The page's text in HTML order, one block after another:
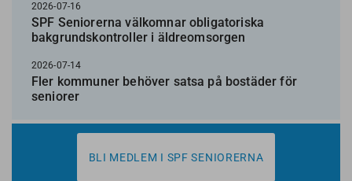
2026-07-16
SPF Seniorerna välkomnar obligatoriska
bakgrundskontroller i äldreomsorgen
2026-07-14
Fler kommuner behöver satsa på bostäder för
seniorer
BLI MEDLEM I SPF SENIORERNA